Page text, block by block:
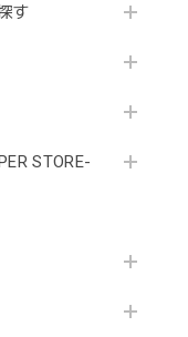
す
STORE-